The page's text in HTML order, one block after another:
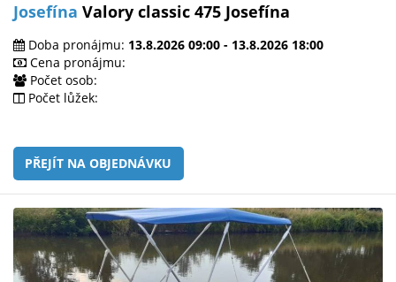
Josefína Valory classic 475 Josefína
Doba pronájmu: 13.8.2026 09:00 - 13.8.2026 18:00
Cena pronájmu:
Počet osob:
Počet lůžek:
PŘEJÍT NA OBJEDNÁVKU